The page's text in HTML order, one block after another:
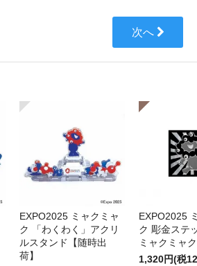
次へ
EXPO2025 ミャクミャ
ク 「わくわく」アクリ
ルスタンド【随時出
荷】
EXPO2025
ク 彫金ステ
ミャクミャク
1,320円(税